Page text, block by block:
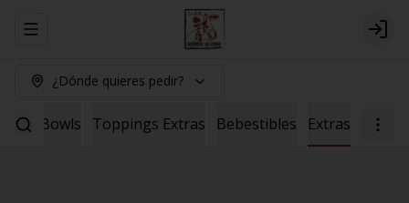
Abrir menu de navegación Login
¿Dónde quieres pedir?
Bowls Toppings Extras Bebestibles Extras